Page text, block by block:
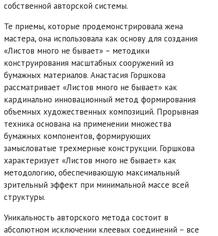
собственной авторской системы.
Те приемы, которые продемонстрировала жена
мастера, она использовала как основу для создания
«Листов много не бывает» – методики
конструирования масштабных сооружений из
бумажных материалов. Анастасия Горшкова
рассматривает «Листов много не бывает» как
кардинально инновационный метод формирования
объемных художественных композиций. Прорывная
техника основана на применении множества
бумажных компонентов, формирующих
замысловатые трехмерные конструкции. Горшкова
характеризует «Листов много не бывает» как
методологию, обеспечивающую максимальный
зрительный эффект при минимальной массе всей
структуры.
Уникальность авторского метода состоит в
абсолютном исключении клеевых соединений – все